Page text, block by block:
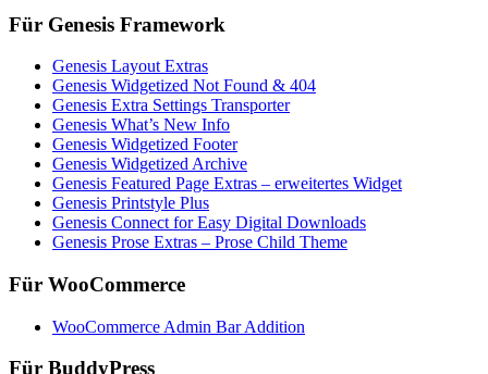
Für Genesis Framework
Genesis Layout Extras
Genesis Widgetized Not Found & 404
Genesis Extra Settings Transporter
Genesis What’s New Info
Genesis Widgetized Footer
Genesis Widgetized Archive
Genesis Featured Page Extras – erweitertes Widget
Genesis Printstyle Plus
Genesis Connect for Easy Digital Downloads
Genesis Prose Extras – Prose Child Theme
Für WooCommerce
WooCommerce Admin Bar Addition
Für BuddyPress